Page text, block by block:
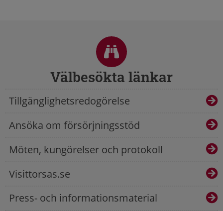
Välbesökta länkar
Tillgänglighetsredogörelse
Ansöka om försörjningsstöd
Möten, kungörelser och protokoll
Visittorsas.se
Press- och informationsmaterial